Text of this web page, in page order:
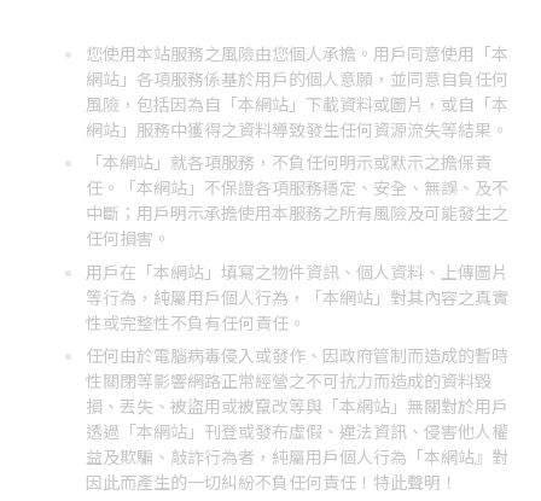
您使用本站服務之風險由您個人承擔。用戶同意使用「本
網站」各項服務係基於用戶的個人意願，並同意自負任何
風險，包括因為自「本網站」下載資料或圖片，或自「本
網站」服務中獲得之資料導致發生任何資源流失等結果。
「本網站」就各項服務，不負任何明示或默示之擔保責
任。「本網站」不保證各項服務穩定、安全、無誤、及不
中斷；用戶明示承擔使用本服務之所有風險及可能發生之
任何損害。
用戶在「本網站」填寫之物件資訊、個人資料、上傳圖片
等行為，純屬用戶個人行為，「本網站」對其內容之真實
性或完整性不負有任何責任。
任何由於電腦病毒侵入或發作、因政府管制而造成的暫時
性關閉等影響網路正常經營之不可抗力而造成的資料毀
損、丟失、被盜用或被竄改等與「本網站」無關對於用戶
透過「本網站」刊登或發布虛假、違法資訊、侵害他人權
益及欺騙、敲詐行為者，純屬用戶個人行為「本網站』對
因此而產生的一切糾紛不負任何責任！特此聲明！